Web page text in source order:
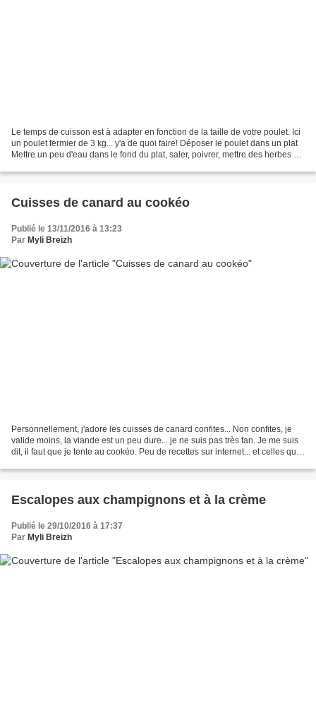
Le temps de cuisson est à adapter en fonction de la taille de votre poulet. Ici
un poulet fermier de 3 kg... y'a de quoi faire! Déposer le poulet dans un plat
Mettre un peu d'eau dans le fond du plat, saler, poivrer, mettre des herbes de
Cuisses de canard au cookéo
Publié le 13/11/2016 à 13:23
Par Myli Breizh
Personnellement, j'adore les cuisses de canard confites... Non confites, je
valide moins, la viande est un peu dure... je ne suis pas très fan. Je me suis
dit, il faut que je tente au cookéo. Peu de recettes sur internet... et celles que
Escalopes aux champignons et à la crème
Publié le 29/10/2016 à 17:37
Par Myli Breizh